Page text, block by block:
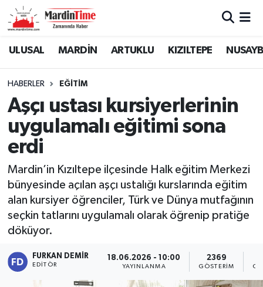
ULUSAL MARDİN ARTUKLU KIZILTEPE
HABERLER EĞİTİM
Aşçı ustası kursiyerlerinin
uygulamalı eğitimi sona
erdi
Mardin’in Kızıltepe ilçesinde Halk eğitim Merkezi
bünyesinde açılan aşçı ustalığı kurslarında eğitim
alan kursiyer öğrenciler, Türk ve Dünya mutfağının
seçkin tatlarını uygulamalı olarak öğrenip pratiğe
döküyor.
FURKAN DEMIR
EDITÖR
18.06.2026 - 10:00
YAYINLANMA
2369
GÖSTERIM
Mardin Nöbetçi Eczaneler
Mardin Namaz Vakitleri
Mardin Trafik Yoğunluk Haritası
Süper Lig Puan Durumu ve Fikstür
Tüm Manşetler
Son Dakika Haberleri
Haber Arşivi